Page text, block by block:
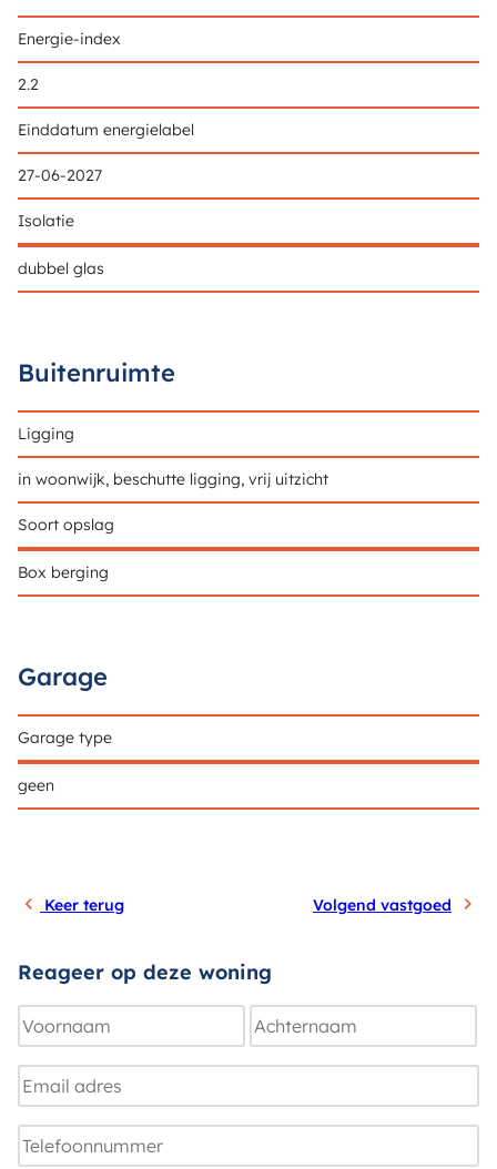
Energie-index
2.2
Einddatum energielabel
27-06-2027
Isolatie
dubbel glas
Buitenruimte
Ligging
in woonwijk, beschutte ligging, vrij uitzicht
Soort opslag
Box berging
Garage
Garage type
geen
Volgend vastgoed
Keer terug
Reageer op deze woning
Naam Voornaam
E-
mailadres
Telefoonnummer